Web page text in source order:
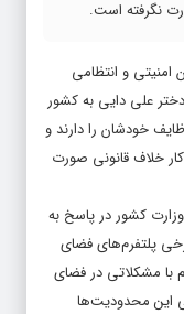
علی دایی به کشور
خودشان را دارند و
خلاف قانونی صورت
کشور در پاسخ به
پلتفرم‌های فضای
مشکلاتی در فضای
این محدودیت‌ها
قواعد